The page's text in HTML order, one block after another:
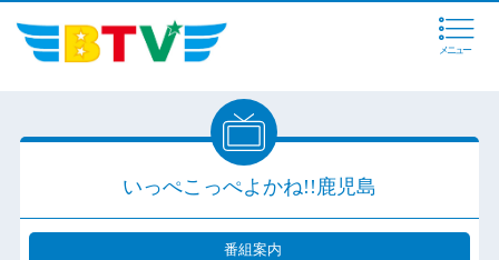
メニュー
いっぺこっぺよかね!!鹿児島
番組案内